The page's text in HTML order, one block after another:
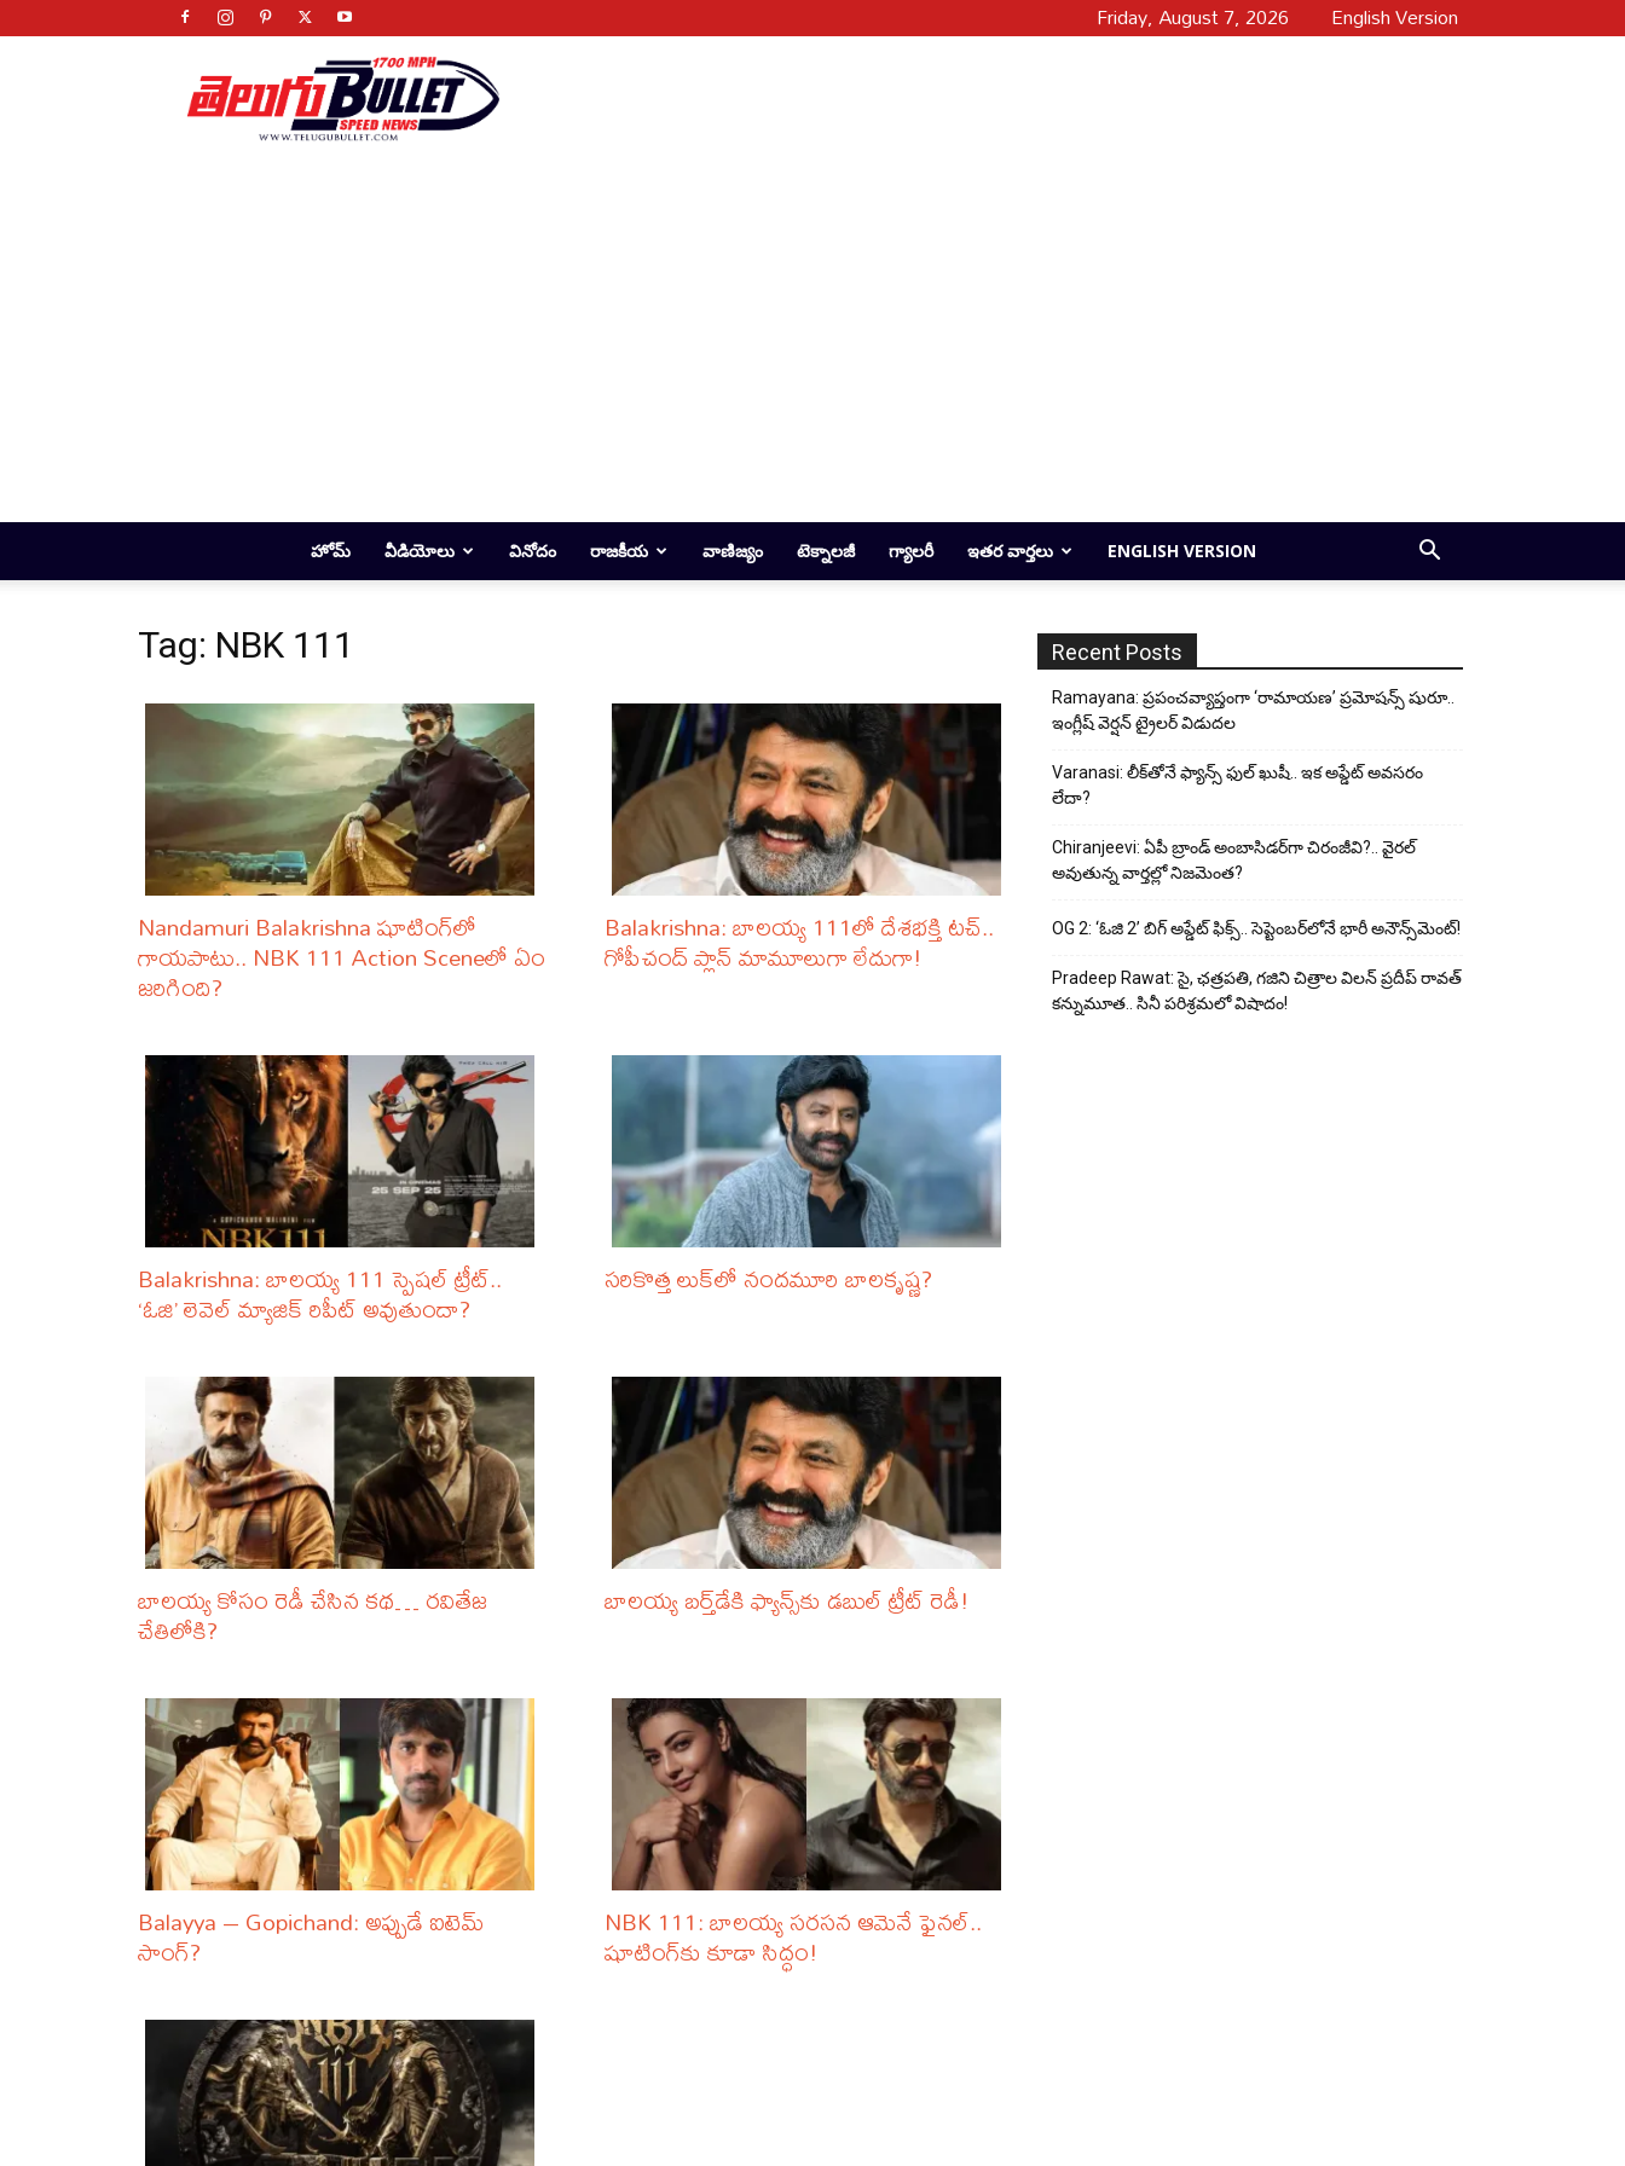
Friday, August 7, 2026 English Version
Telugu
Bullet
హోమ్ వీడియోలు వినోదం రాజకీయ వాణిజ్యం టెక్నాలజీ గ్యాలరీ ఇతర వార్తలు ENGLISH VERSION
Tag: NBK 111
Nandamuri Balakrishna షూటింగ్‌లో
గాయపాటు.. NBK 111 Action Sceneలో ఏం
జరిగింది?
Balakrishna: బాలయ్య 111లో దేశభక్తి టచ్..
గోపీచంద్ ప్లాన్ మామూలుగా లేదుగా!
Balakrishna: బాలయ్య 111 స్పెషల్ ట్రీట్..
‘ఓజి’ లెవెల్ మ్యాజిక్ రిపీట్ అవుతుందా?
సరికొత్త లుక్‌లో నందమూరి బాలకృష్ణ?
బాలయ్య కోసం రెడీ చేసిన కథ… రవితేజ
చేతిలోకి?
బాలయ్య బర్త్‌డేకి ఫ్యాన్స్‌కు డబుల్ ట్రీట్ రెడీ!
Balayya – Gopichand: అప్పుడే ఐటెమ్
సాంగ్?
NBK 111: బాలయ్య సరసన ఆమెనే ఫైనల్..
షూటింగ్‌కు కూడా సిద్ధం!
Recent Posts
Ramayana: ప్రపంచవ్యాప్తంగా ‘రామాయణ’ ప్రమోషన్స్ షురూ..
ఇంగ్లీష్ వెర్షన్ ట్రైలర్ విడుదల
Varanasi: లీక్‌తోనే ఫ్యాన్స్ ఫుల్ ఖుషీ.. ఇక అప్డేట్ అవసరం
లేదా?
Chiranjeevi: ఏపీ బ్రాండ్ అంబాసిడర్‌గా చిరంజీవి?.. వైరల్
అవుతున్న వార్తల్లో నిజమెంత?
OG 2: ‘ఓజి 2’ బిగ్ అప్డేట్ ఫిక్స్.. సెప్టెంబర్‌లోనే భారీ అనౌన్స్‌మెంట్!
Pradeep Rawat: సై, ఛత్రపతి, గజిని చిత్రాల విలన్ ప్రదీప్ రావత్
కన్నుమూత.. సినీ పరిశ్రమలో విషాదం!